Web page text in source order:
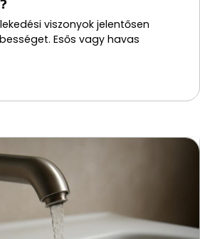
viszonyok jelentősen
Esős vagy havas